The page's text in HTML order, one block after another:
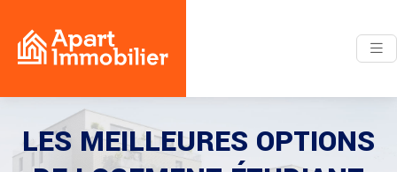
LES MEILLEURES OPTIONS